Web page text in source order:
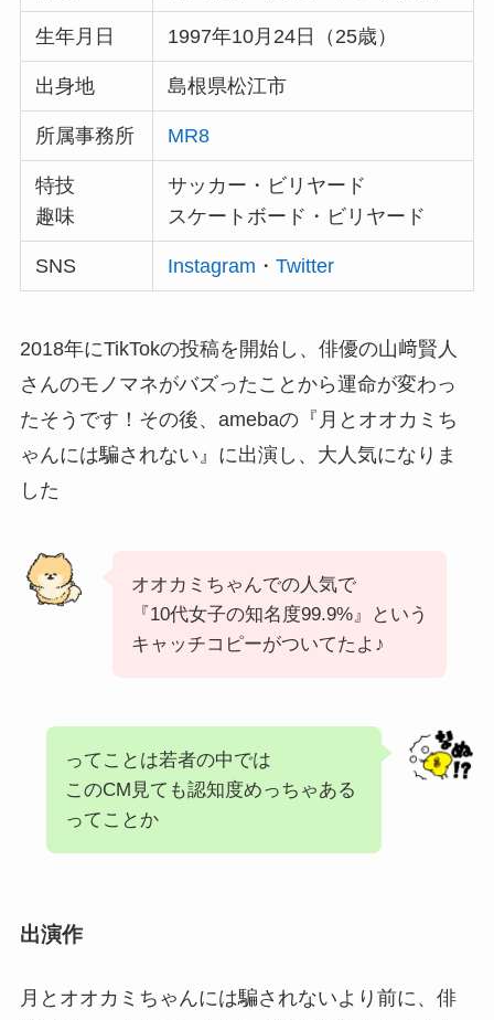
生年月日 1997年10月24日（25歳）
出身地 島根県松江市
所属事務所 MR8
特技
趣味
サッカー・ビリヤード
スケートボード・ビリヤード
SNS Instagram ・Twitter
2018年にTikTokの投稿を開始し、俳優の山﨑賢人
さんのモノマネがバズったことから運命が変わっ
たそうです！その後、amebaの『月とオオカミち
ゃんには騙されない』に出演し、大人気になりま
した
オオカミちゃんでの人気で
『10代女子の知名度99.9%』という
キャッチコピーがついてたよ♪
ってことは若者の中では
このCM見ても認知度めっちゃある
ってことか
出演作
月とオオカミちゃんには騙されないより前に、俳